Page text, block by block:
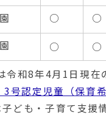
○ ○
○ ○
和8年4月1日現在
号認定児童（保育
ども・子育て支援